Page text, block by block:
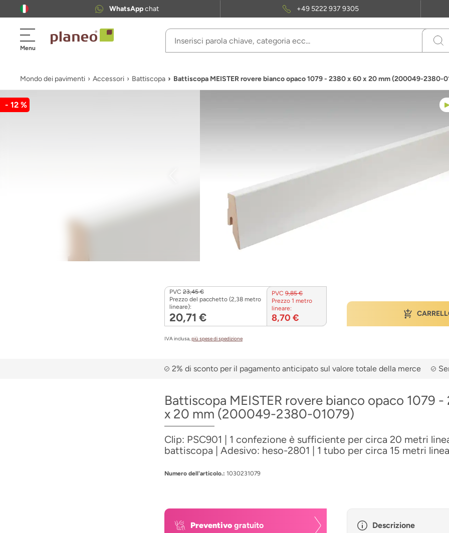
WhatsAppchat +49 5222 937 9305
Menu
Mondo dei pavimenti Accessori Battiscopa Battiscopa MEISTER rovere bianco opaco 1079 - 2380 x 60 x 20 mm (200049-2380-
- 12 %
PVC 23,45 €
Prezzo del pacchetto (2,38 metro
lineare):
20,71 €
PVC9,85 €
Prezzo 1 metro
lineare:
8,70 €
IVA inclusa,più spese di spedizione
2% di sconto per il pagamento anticipato sul valore totale della merce
Battiscopa MEISTER rovere bianco opaco 1079
x 20 mm (200049-2380-01079)
Clip: PSC901 | 1 confezione è sufficiente per circa 20 metri
battiscopa | Adesivo: heso-2801 | 1 tubo per circa 15 metri
Numero dell'articolo.: 1030231079
Preventivo gratuito Descrizione